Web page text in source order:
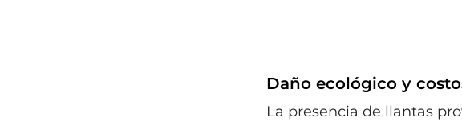
Daño ecológico y
La presencia de llantas